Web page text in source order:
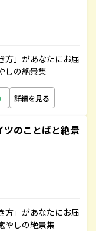
方」があなたにお届
しの絶景集
詳細を見る
のことばと絶景
方」があなたにお届
やしの絶景集